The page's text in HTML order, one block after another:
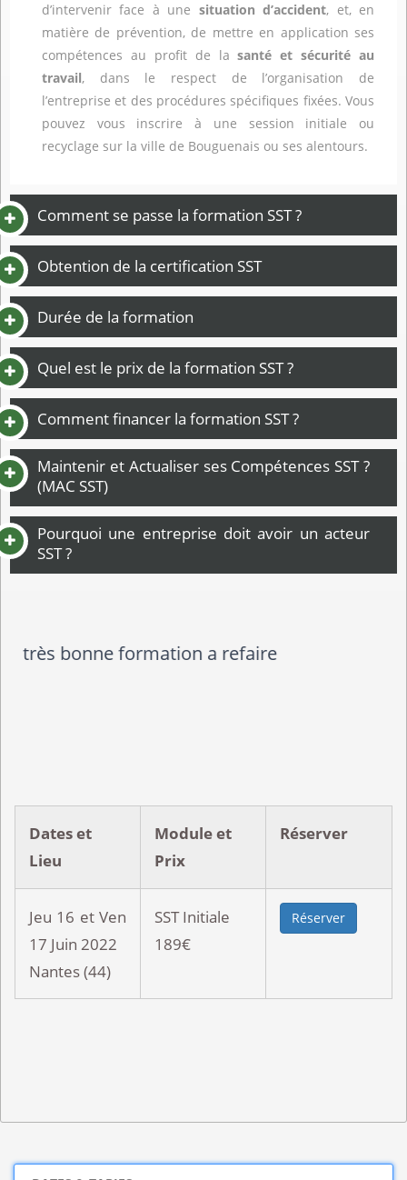
d’intervenir face à une situation d’accident, et, en
matière de prévention, de mettre en application ses
compétences au profit de lasanté et sécurité au
travail, dans le respect de l’organisation de
l’entreprise et des procédures spécifiques fixées. Vous
pouvez vous inscrire à une session initiale ou
recyclage sur la ville de Bouguenais ou ses alentours.
Comment se passe la formation SST ?
Obtention de la certification SST
Durée de la formation
Quel est le prix de la formation SST ?
Comment financer la formation SST ?
Maintenir et Actualiser ses Compétences SST ?
(MAC SST)
Pourquoi une entreprise doit avoir un acteur
SST ?
Très bonne formation et très bon
Dates et
Lieu
Module et
Prix
Réserver
Jeu 16 et Ven
17 Juin 2022
Nantes (44)
SST Initiale
189€
Réserver